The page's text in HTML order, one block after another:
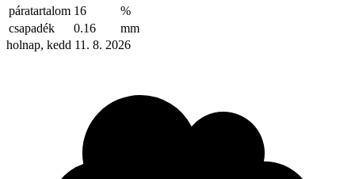
páratartalom 16
%
csapadék
0.16
mm
holnap, kedd 11. 8. 2026